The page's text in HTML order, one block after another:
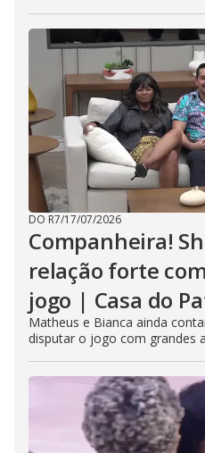
DO R7/17/07/2026
Companheira!
relação forte
jogo | Casa do
Matheus e Bianca ainda
disputar o jogo com grandes